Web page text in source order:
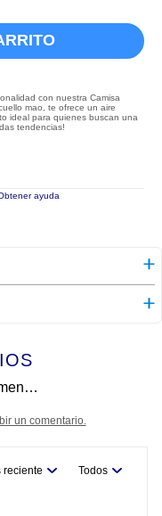
con nuestra Camisa
mao, te ofrece un aire
ideal para quienes buscan una
tendencias!
ayuda
un comentario.
reciente Todos